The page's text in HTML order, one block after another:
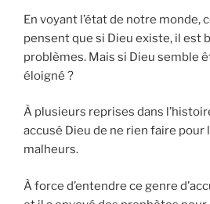
En voyant l’état de notre monde,
pensent que si Dieu existe, il est
problèmes. Mais si Dieu semble
éloigné ?
À plusieurs reprises dans
accusé Dieu de ne rien faire pour
malheurs.
À force d’entendre ce genre